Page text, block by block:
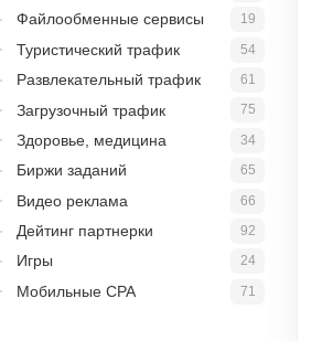
19
Файлообменные сервисы
54
Туристический трафик
61
Развлекательный трафик
75
Загрузочный трафик
34
Здоровье, медицина
65
Биржи заданий
66
Видео реклама
92
Дейтинг партнерки
24
Игры
71
Мобильные CPA